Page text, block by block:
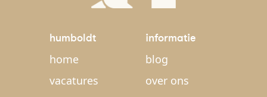
humboldt
home
vacatures
informatie
blog
over ons